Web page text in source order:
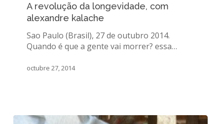
longevidade,
com
alexandre
kalache
A revolução da longevidade, com
alexandre kalache
Sao Paulo (Brasil), 27 de outubro 2014.
Quando é que a gente vai morrer? essa…
octubre 27, 2014